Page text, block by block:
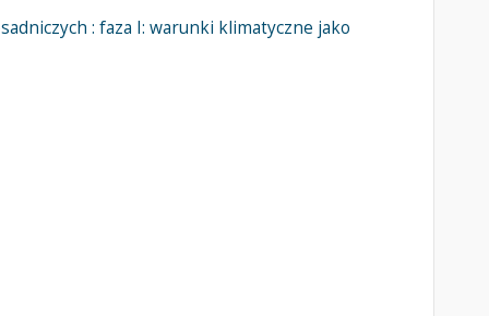
: faza I: warunki klimatyczne jako